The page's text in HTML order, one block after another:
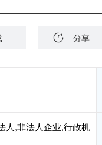
分享
人,非法人企业,行政机